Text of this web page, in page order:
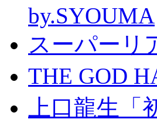
by.SYOUMA
スーパーリ
THE GOD
上口龍生